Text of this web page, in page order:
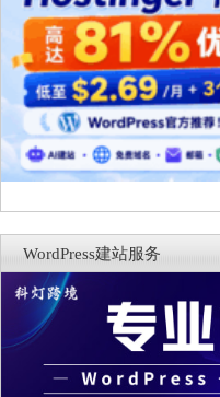
WordPress建站服务